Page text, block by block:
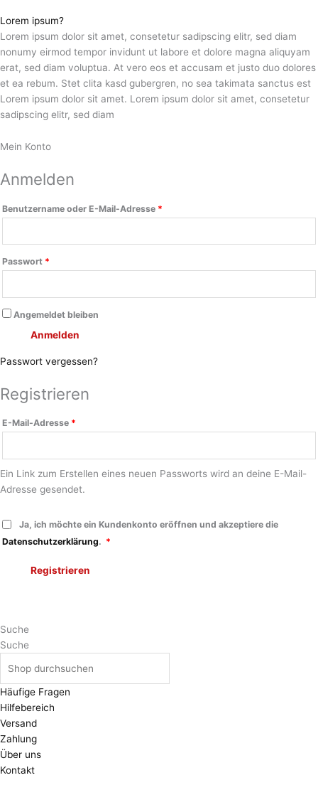
Lorem ipsum?
Lorem ipsum dolor sit amet, consetetur sadipscing elitr, sed diam
nonumy eirmod tempor invidunt ut labore et dolore magna aliquyam
erat, sed diam voluptua. At vero eos et accusam et justo duo dolores
et ea rebum. Stet clita kasd gubergren, no sea takimata sanctus est
Lorem ipsum dolor sit amet. Lorem ipsum dolor sit amet, consetetur
sadipscing elitr, sed diam
Mein Konto
Anmelden
Benutzername oder E-Mail-Adresse *
Passwort *
Angemeldet bleiben
Anmelden
Passwort vergessen?
Registrieren
E-Mail-Adresse *
Ein Link zum Erstellen eines neuen Passworts wird an deine E-Mail-
Adresse gesendet.
Ja, ich möchte ein Kundenkonto eröffnen und akzeptiere die
Datenschutzerklärung. *
Registrieren
Suche
Suche
Häufige Fragen
Hilfebereich
Versand
Zahlung
Über uns
Kontakt